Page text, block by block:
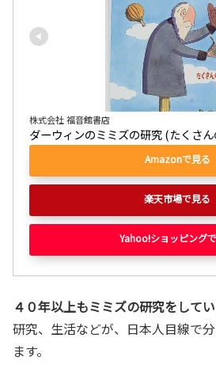
株式会社 福音館書店
ダーウィンのミミズの研究 (たくさ
Amazonで見る
楽天市場で見る
Yahoo!ショッピング
４０年以上もミミズの研究をして
研究、生活などが、日本人目線で
ます。